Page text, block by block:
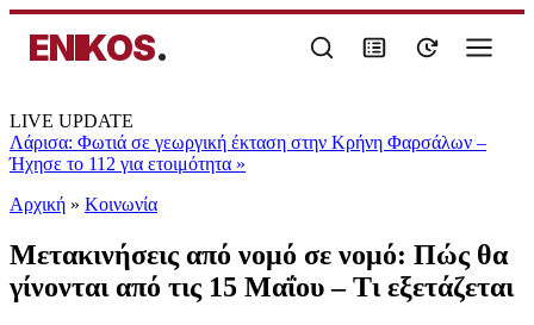
ENIKOS.
LIVE UPDATE
Λάρισα: Φωτιά σε γεωργική έκταση στην Κρήνη Φαρσάλων –
Ήχησε το 112 για ετοιμότητα »
Αρχική » Κοινωνία
Μετακινήσεις από νομό σε νομό: Πώς θα
γίνονται από τις 15 Μαΐου – Τι εξετάζεται